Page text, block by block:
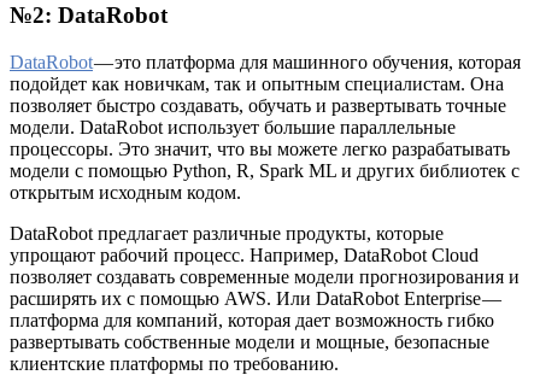
№2: DataRobot
DataRobot— это платформа для машинного обучения, которая
подойдет как новичкам, так и опытным специалистам. Она
позволяет быстро создавать, обучать и развертывать точные
модели. DataRobot использует большие параллельные
процессоры. Это значит, что вы можете легко разрабатывать
модели с помощью Python, R, Spark ML и других библиотек с
открытым исходным кодом.
DataRobot предлагает различные продукты, которые
упрощают рабочий процесс. Например, DataRobot Cloud
позволяет создавать современные модели прогнозирования и
расширять их с помощью AWS. Или DataRobot Enterprise —
платформа для компаний, которая дает возможность гибко
развертывать собственные модели и мощные, безопасные
клиентские платформы по требованию.